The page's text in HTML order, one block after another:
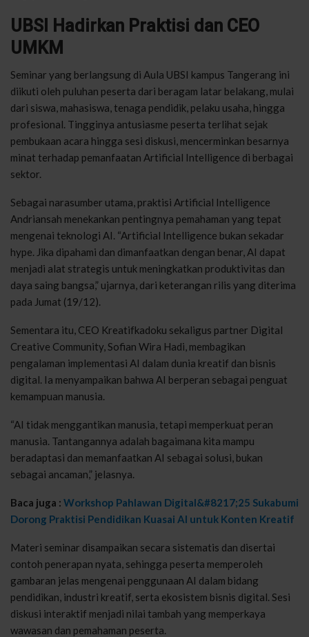
UBSI Hadirkan Praktisi dan CEO
UMKM
Seminar yang berlangsung di Aula UBSI kampus Tangerang ini
diikuti oleh puluhan peserta dari beragam latar belakang, mulai
dari siswa, mahasiswa, tenaga pendidik, pelaku usaha, hingga
profesional. Tingginya antusiasme peserta terlihat sejak
pembukaan acara hingga sesi diskusi, mencerminkan besarnya
minat terhadap pemanfaatan Artificial Intelligence di berbagai
sektor.
Sebagai narasumber utama, praktisi Artificial Intelligence
Andriansah menekankan pentingnya pemahaman yang tepat
mengenai teknologi AI. “Artificial Intelligence bukan sekadar
hype. Jika dipahami dan dimanfaatkan dengan benar, AI dapat
menjadi alat strategis untuk meningkatkan produktivitas dan
daya saing bangsa,” ujarnya, dari keterangan rilis yang diterima
pada Jumat (19/12).
Sementara itu, CEO Kreatifkadoku sekaligus partner Digital
Creative Community, Sofian Wira Hadi, membagikan
pengalaman implementasi AI dalam dunia kreatif dan bisnis
digital. Ia menyampaikan bahwa AI berperan sebagai penguat
kemampuan manusia.
“AI tidak menggantikan manusia, tetapi memperkuat peran
manusia. Tantangannya adalah bagaimana kita mampu
beradaptasi dan memanfaatkan AI sebagai solusi, bukan
sebagai ancaman,” jelasnya.
Baca juga : Workshop Pahlawan Digital&#8217;25 Sukabumi
Dorong Praktisi Pendidikan Kuasai AI untuk Konten Kreatif
Materi seminar disampaikan secara sistematis dan disertai
contoh penerapan nyata, sehingga peserta memperoleh
gambaran jelas mengenai penggunaan AI dalam bidang
pendidikan, industri kreatif, serta ekosistem bisnis digital. Sesi
diskusi interaktif menjadi nilai tambah yang memperkaya
wawasan dan pemahaman peserta.